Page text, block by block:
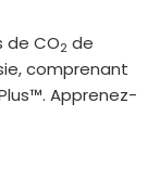
de CO2 de
comprenant
Apprenez-